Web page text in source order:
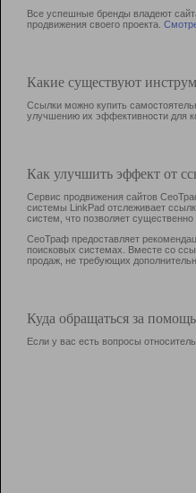
Все успешные бренды владеют
продвижения своего проекта.
Какие существуют
Ссылки можно купить
улучшению их эффективности для
Как улучшить эффект от
Сервис продвижения сайтов
системы LinkPad отслеживает
систем, что позволяет
СеоТраф предоставляет
поисковых системах. Вместе со
продаж, не требующих
Куда обращаться за
Если у вас есть вопросы